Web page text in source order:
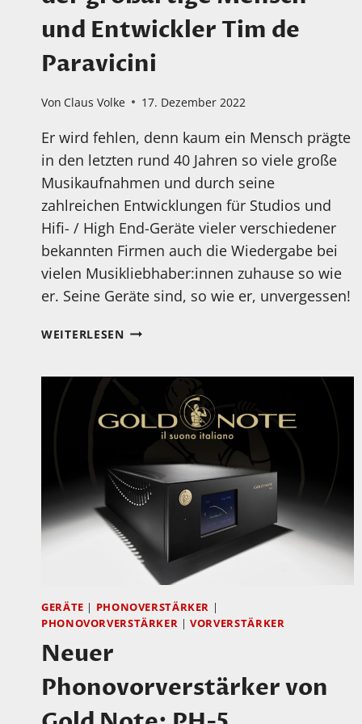
und Entwickler Tim de
Paravicini
Von Claus Volke 17. Dezember 2022
Er wird fehlen, denn kaum ein Mensch prägte
in den letzten rund 40 Jahren so viele große
Musikaufnahmen und durch seine
zahlreichen Entwicklungen für Studios und
Hifi- / High End-Geräte vieler verschiedener
bekannten Firmen auch die Wiedergabe bei
vielen Musikliebhaber:innen zuhause so wie
er. Seine Geräte sind, so wie er, unvergessen!
WEITERLESENHEUTE
DER
GROSSARTIGE M
ND E
NTWICKLER T
E P
ARAVICINI
GERÄTE | PHONOVERSTÄRKER |
PHONOVORVERSTÄRKER |VORVERSTÄRKER
Neuer
Phonovorverstärker von